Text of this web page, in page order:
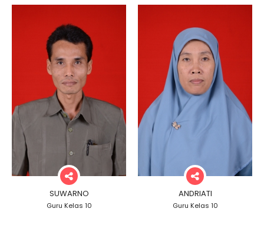
SUWARNO
Guru Kelas 10
ANDRIATI
Guru Kelas 10